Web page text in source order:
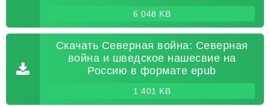
6 048 KB
Скачать Северная война: Северная
война и шведское нашесвие на
Россию в формате epub
1 401 KB